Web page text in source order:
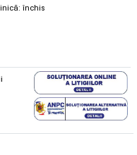
închis